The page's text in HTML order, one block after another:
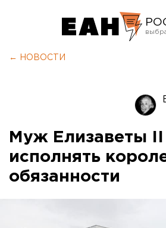
← НОВОСТИ
Муж Елизаветы II
исполнять
обязанности